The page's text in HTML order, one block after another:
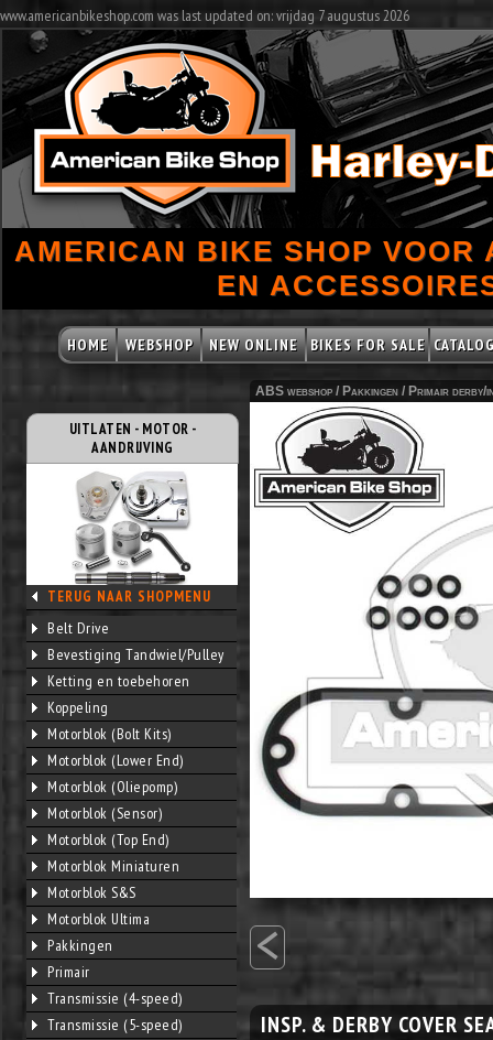
www.americanbikeshop.com was last updated on: vrijdag 7 augustus 2026
AMERICAN BIKE SHOP VOOR
EN
HOME WEBSHOP NEW ONLINE BIKES FOR SALE
UITLATEN - MOTOR -
AANDRIJVING
TERUG NAAR SHOPMENU
Belt Drive
Bevestiging Tandwiel/Pulley
Ketting en toebehoren
Koppeling
Motorblok (Bolt Kits)
Motorblok (Lower End)
Motorblok (Oliepomp)
Motorblok (Sensor)
Motorblok (Top End)
Motorblok Miniaturen
Motorblok S&S
Motorblok Ultima
Pakkingen
Primair
Transmissie (4-speed)
Transmissie (5-speed)
ABS webshop / Pakkingen / Primair derby/
<
INSP. & DERBY COVER